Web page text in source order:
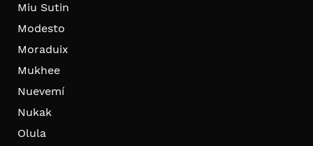
Miu Sutin
Modesto
Moraduix
Mukhee
Nuevemí
Nukak
Olula